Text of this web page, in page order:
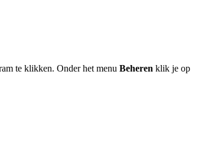
te klikken. Onder het menu Beheren klik je op